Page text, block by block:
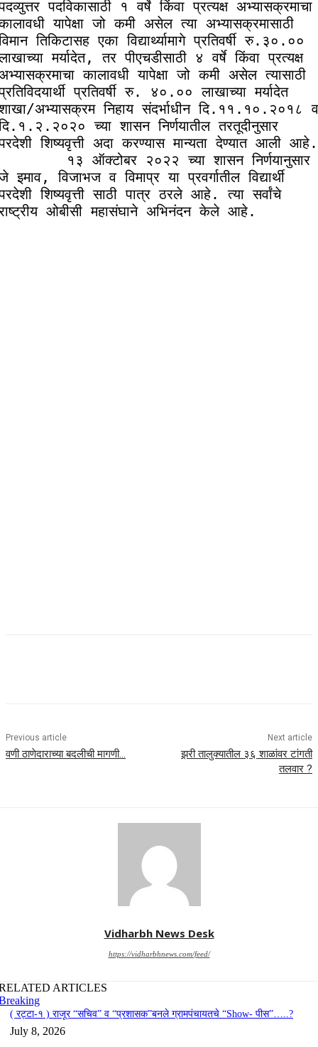
पदविकासाठी १ वर्षे किंवा प्रत्यक्ष अभ्यासक्रमाचा
यापेक्षा जो कमी असेल त्या अभ्यासक्रमासाठी
तिकिटासह एका विद्यार्थ्यामागे प्रतिवर्षी रु.३०.००
मर्यादेत, तर पीएचडीसाठी ४ वर्षे किंवा प्रत्यक्ष
कालावधी यापेक्षा जो कमी असेल त्यासाठी
प्रतिवर्षी रु. ४०.०० लाखाच्या मर्यादेत
अभ्यासक्रम निहाय संदर्भाधीन दि.११.१०.२०१८ व
च्या शासन निर्णयातील तरतूदीनुसार
शिष्यवृत्ती अदा करण्यास मान्यता देण्यात आली आहे.
इमाव, विजाभज व विमाप्र या प्रवर्गातील विद्यार्थी
शिष्यवृत्ती साठी पात्र ठरले आहे. त्या सर्वांचे
ओबीसी महासंघाने अभिनंदन केले आहे.
Previous article
वणी ठाणेदाराच्या बदलीची मागणी…
Next article
झरी तालुक्यातील ३६ शाळांवर टांगती
तलवार ?
Vidharbh News Desk
https://vidharbhnews.com/feed/
ARTICLES
( रट्टा-१ ) राजूर “सचिव” व “प्रशासक”बनले ग्रामपंचायतचे “Show- पीस”…..?
July 8, 2026